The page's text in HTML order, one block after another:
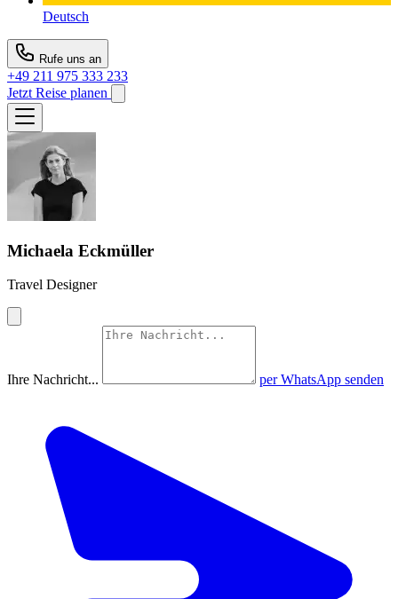
Deutsch
Rufe uns an
+49 211 975 333 233
Jetzt Reise planen
Michaela Eckmüller
Travel Designer
Ihre Nachricht... per WhatsApp senden